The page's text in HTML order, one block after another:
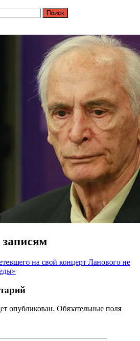
на свой концерт Ланового не
опубликован. Обязательные поля